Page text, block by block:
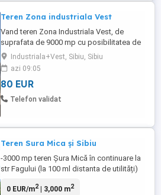
Teren Zona industriala Vest
Vand teren Zona Industriala Vest, de
suprafata de 9000 mp cu posibilitatea de
extindere pana la 40.000 mp, cu utilitati si
PUZ la strada asfaltata Barcelona. Pretul
este de 80 euro mp. Pentru mai multe
informatii astept un apel la numarul de
telefon afisat la contact
Industriala+Vest, Sibiu, Sibiu
azi 09:05
80 EUR
Telefon validat
Teren Sura Mica și Sibiu
-3000 mp teren Șura Mică în continuare la
str Fagului (la 100 ml distanta de utilități)
ferma didactică a Universității Ulbis Pret 7
0 EUR/m2| 3,000 m2